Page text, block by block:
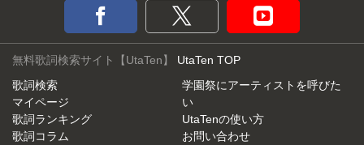
無料歌詞検索サイト【UtaTen】 UtaTen TOP
歌詞検索
マイページ
歌詞ランキング
歌詞コラム
学園祭にアーティストを呼びた
い
UtaTenの使い方
お問い合わせ